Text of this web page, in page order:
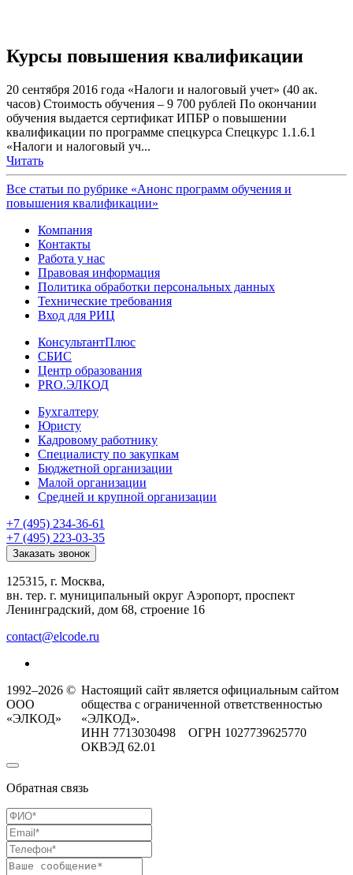
Курсы повышения квалификации
20 сентября 2016 года «Налоги и налоговый учет» (40 ак.
часов) Стоимость обучения – 9 700 рублей По окончании
обучения выдается сертификат ИПБР о повышении
квалификации по программе спецкурса Спецкурс 1.1.6.1
«Налоги и налоговый уч...
Читать
Все статьи по рубрике «Анонс программ обучения и
повышения квалификации»
Компания
Контакты
Работа у нас
Правовая информация
Политика обработки персональных данных
Технические требования
Вход для РИЦ
КонсультантПлюс
СБИС
Центр образования
PRO.ЭЛКОД
Бухгалтеру
Юристу
Кадровому работнику
Специалисту по закупкам
Бюджетной организации
Малой организации
Средней и крупной организации
+7 (495) 234-36-61
+7 (495) 223-03-35
Заказать звонок
125315, г. Москва,
вн. тер. г. муниципальный округ Аэропорт, проспект
Ленинградский, дом 68, строение 16
contact@elcode.ru
1992–2026 ©
ООО
«ЭЛКОД»
Настоящий сайт является официальным сайтом
общества с ограниченной ответственностью
«ЭЛКОД».
ИНН 7713030498 ОГРН 1027739625770
ОКВЭД 62.01
Обратная связь